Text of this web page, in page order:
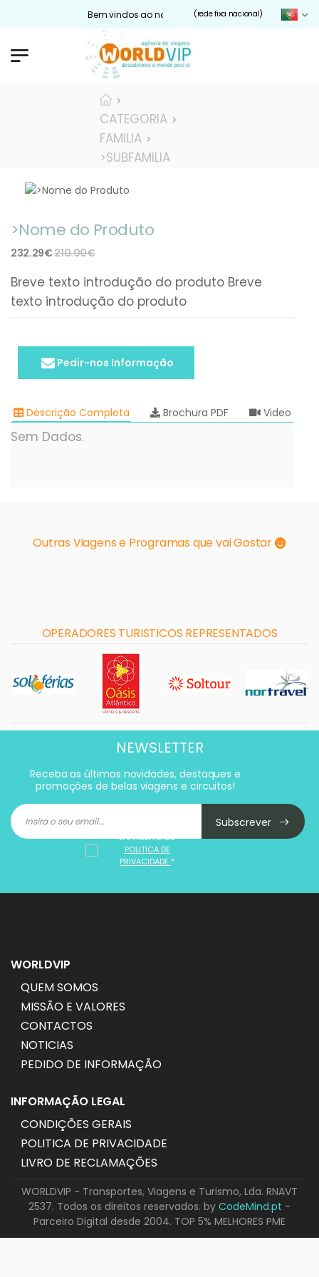
Bem vindos ao nosso site Worldvip.pt
(rede fixa nacional)
CATEGORIA
FAMILIA
>SUBFAMILIA
>Nome do Produto
232.29€210.00€
Breve texto introdução do produto Breve
texto introdução do produto
Pedir-nos Informação
Descrição Completa Brochura PDF Video
Sem Dados.
Outras Viagens e Programas que vai Gostar
OPERADORES TURISTICOS REPRESENTADOS
NEWSLETTER
Receba as últimas novidades, destaques e
promoções de belas viagens e circuitos!
Subscrever
LI E ACEITO OS
POLITICA DE
PRIVACIDADE *
WORLDVIP
QUEM SOMOS
MISSÃO E VALORES
CONTACTOS
NOTICIAS
PEDIDO DE INFORMAÇÃO
INFORMAÇÃO LEGAL
CONDIÇÕES GERAIS
POLITICA DE PRIVACIDADE
LIVRO DE RECLAMAÇÕES
WORLDVIP - Transportes, Viagens e Turismo, Lda. RNAVT
2537. Todos os direitos reservados. by CodeMind.pt -
Parceiro Digital desde 2004. TOP 5% MELHORES PME